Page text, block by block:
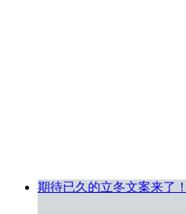
期待已久的立冬文案来了！